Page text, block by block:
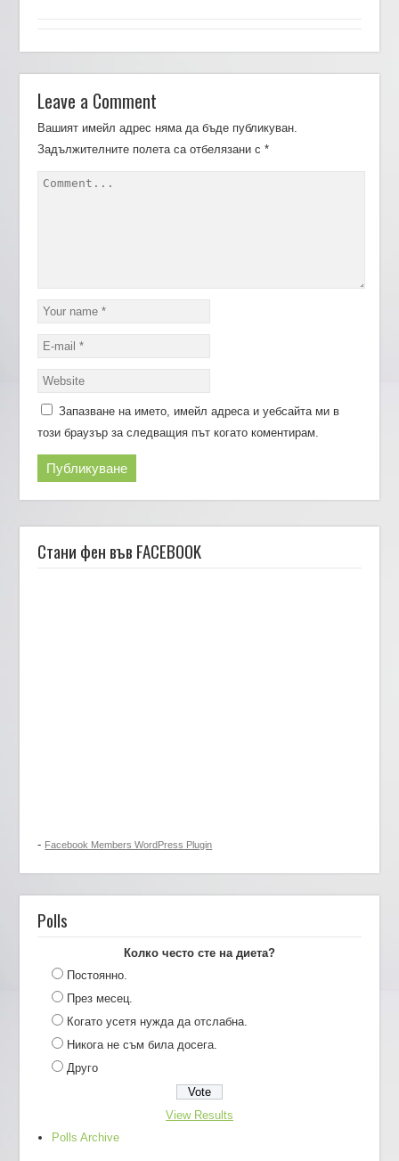
Leave a Comment
Вашият имейл адрес няма да бъде публикуван.
Задължителните полета са отбелязани с*
Запазване на името, имейл адреса и уебсайта ми в
този браузър за следващия път когато коментирам.
Стани фен във FACEBOOK
- Facebook Members WordPress Plugin
Polls
Колко често сте на диета?
Постоянно.
През месец.
Когато усетя нужда да отслабна.
Никога не съм била досега.
Друго
View Results
Polls Archive